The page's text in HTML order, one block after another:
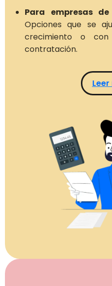
Para empresas
Opciones que se
crecimiento o
contratación.